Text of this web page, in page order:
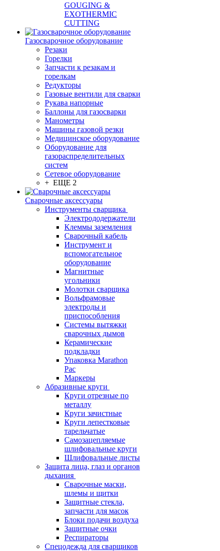
GOUGING &
EXOTHERMIC
CUTTING
Газосварочное оборудование
Резаки
Горелки
Запчасти к резакам и
горелкам
Редукторы
Газовые вентили для сварки
Рукава напорные
Баллоны для газосварки
Манометры
Машины газовой резки
Медицинское оборудование
Оборудование для
газораспределительных
систем
Сетевое оборудование
+ ЕЩЕ 2
Сварочные аксессуары
Инструменты сварщика
Электрододержатели
Клеммы заземления
Сварочный кабель
Инструмент и
вспомогательное
оборудование
Магнитные
угольники
Молотки сварщика
Вольфрамовые
электроды и
приспособления
Системы вытяжки
сварочных дымов
Керамические
подкладки
Упаковка Marathon
Pac
Маркеры
Абразивные круги
Круги отрезные по
металлу
Круги зачистные
Круги лепестковые
тарельчатые
Самозацепляемые
шлифовальные круги
Шлифовальные листы
Защита лица, глаз и органов
дыхания
Сварочные маски,
шлемы и щитки
Защитные стекла,
запчасти для масок
Блоки подачи воздуха
Защитные очки
Респираторы
Спецодежда для сварщиков